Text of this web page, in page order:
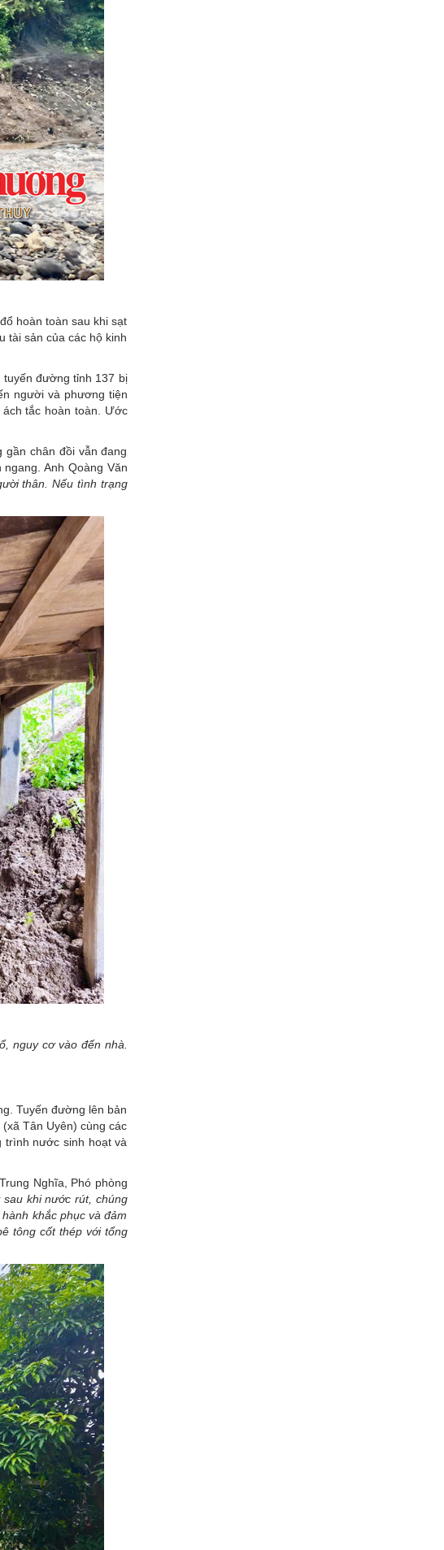
hoàn toàn sau khi sạt
tài sản của các hộ kinh
tuyến đường tỉnh 137 bị
người và phương tiện
tắc hoàn toàn. Ước
gần chân đồi vẫn đang
Anh Qoàng Văn
thân. Nếu tình trạng
nguy cơ vào đến nhà.
Tuyến đường lên bản
Tân Uyên) cùng các
trình nước sinh hoạt và
Nghĩa, Phó phòng
khi nước rút, chúng
khắc phục và đảm
tông cốt thép với tổng